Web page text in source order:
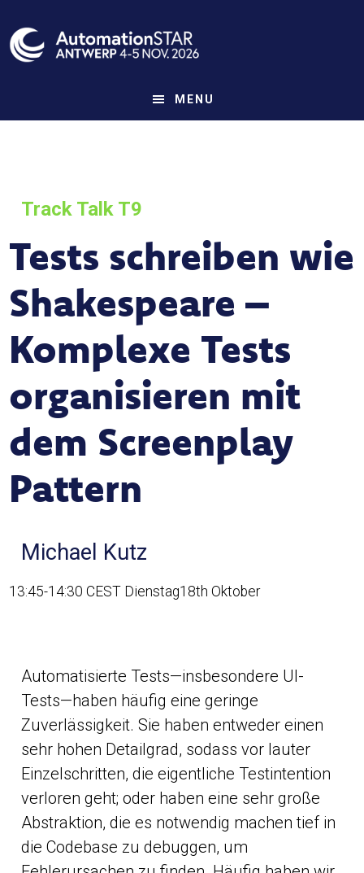
to
main
MENU
Track Talk T9
Tests schreiben wie
Shakespeare –
Komplexe Tests
organisieren mit
dem Screenplay
Pattern
Michael Kutz
13:45-14:30 CEST Dienstag18th Oktober
Automatisierte Tests—insbesondere UI-
Tests—haben häufig eine geringe
Zuverlässigkeit. Sie haben entweder einen
sehr hohen Detailgrad, sodass vor lauter
Einzelschritten, die eigentliche Testintention
verloren geht; oder haben eine sehr große
Abstraktion, die es notwendig machen tief in
die Codebase zu debuggen, um